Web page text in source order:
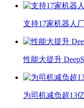
支持17家机器人
性能大提升
为司机减负超13